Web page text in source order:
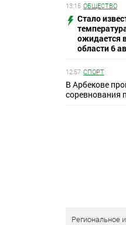
13:15 ОБЩЕСТВО
Стало
ожидается
области 6
12:57 СПОРТ
В Арбекове
соревнования
Региональное